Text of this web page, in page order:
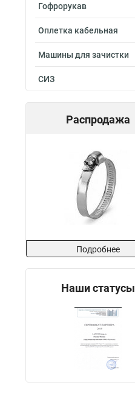
Гофрорукав
Оплетка кабельная
Машины для зачистки
СИЗ
Распродажа
Подробнее
Наши статусы